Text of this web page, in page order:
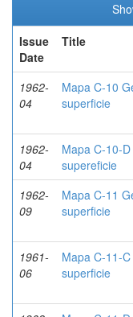
Issue
Date
Title
1962-
04
Mapa C-10
superficie
1962-
04
Mapa C-10-
supereficie
1962-
09
Mapa C-11
superficie
1961-
06
Mapa C-11-
superficie